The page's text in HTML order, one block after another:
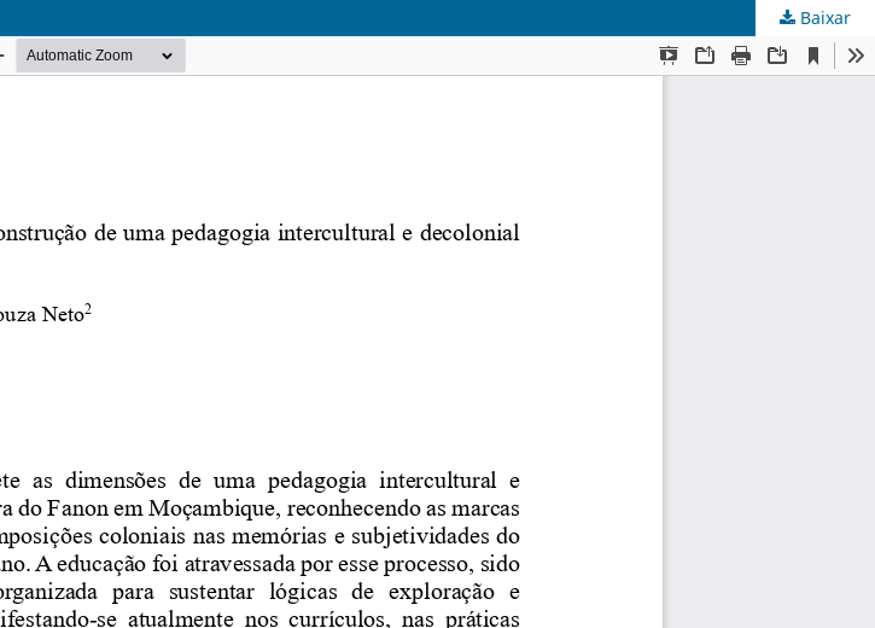
Baixar